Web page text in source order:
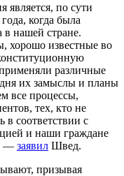
является, по сути
когда была
в нашей стране.
хорошо известные во
различные
их замыслы и планы
все процессы,
тех, кто не
в соответствии с
и наши граждане
— заявил Швед.
призывая